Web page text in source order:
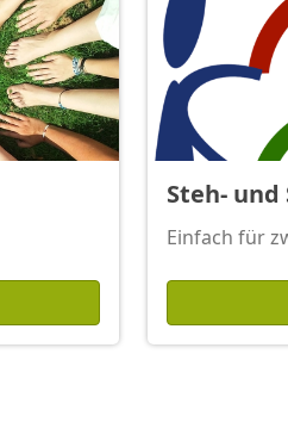
Steh-
Einfach für